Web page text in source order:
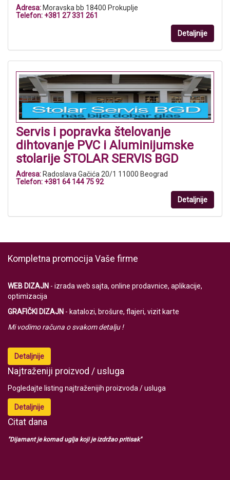
Adresa: Moravska bb 18400 Prokuplje
Telefon: +381 27 331 261
Detaljnije
Servis i popravka štelovanje
dihtovanje PVC i Aluminijumske
stolarije STOLAR SERVIS BGD
Adresa: Radoslava Gačića 20/1 11000 Beograd
Telefon: +381 64 144 75 92
Detaljnije
Kompletna promocija Vaše firme
WEB DIZAJN - izrada web sajta, online prodavnice, aplikacije,
optimizacija
GRAFIČKI DIZAJN - katalozi, brošure, flajeri, vizit karte
Mi vodimo računa o svakom detalju !
Detaljnije
Najtraženiji proizvod / usluga
Pogledajte listing najtraženijih proizvoda / usluga
Detaljnije
Citat dana
"Dijamant je komad uglja koji je izdržao pritisak"